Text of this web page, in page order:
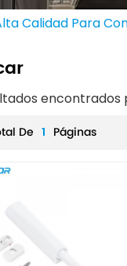
Calidad Para
De 1 Páginas